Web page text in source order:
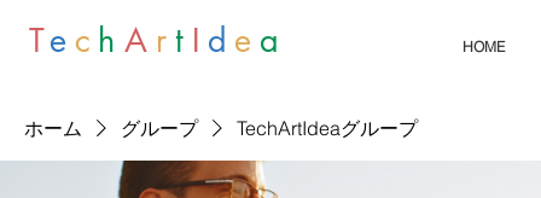
Te c hA r t I d e a HOME
ホーム グループ TechArtIdeaグループ